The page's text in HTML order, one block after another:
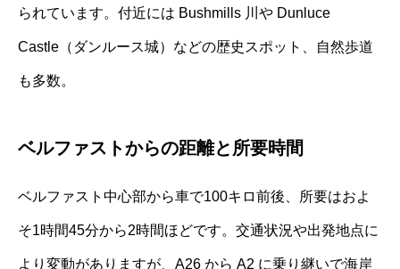
られています。付近には Bushmills 川や Dunluce
Castle（ダンルース城）などの歴史スポット、自然歩道
も多数。
ベルファストからの距離と所要時間
ベルファスト中心部から車で100キロ前後、所要はおよ
そ1時間45分から2時間ほどです。交通状況や出発地点に
より変動がありますが、A26 から A2 に乗り継いで海岸